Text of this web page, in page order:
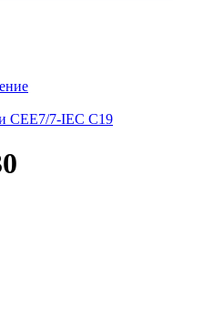
CEE7/7-IEC C19